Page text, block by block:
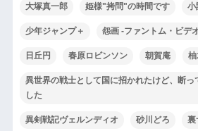
大塚真一郎 姫様"拷問"の時間です 小
少年ジャンプ＋ 怨画 -ファントム・ビデ
日丘円 春原ロビンソン 朝賀庵 柚
異世界の戦士として国に招かれたけど、断っ
した
異剣戦記ヴェルンディオ 砂川どろ 裏